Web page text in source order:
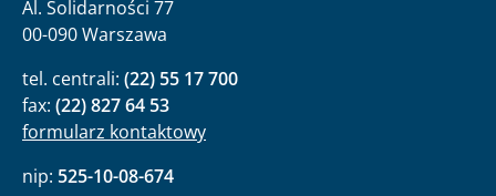
Al. Solidarności 77
00-090 Warszawa
tel. centrali: (22) 55 17 700
fax: (22) 827 64 53
formularz kontaktowy
nip: 525-10-08-674